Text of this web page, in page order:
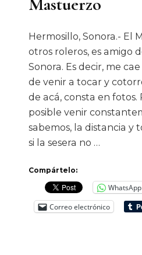
Mastuerzo
Hermosillo, Sonora.- El
otros roleros, es amigo
Sonora. Es decir, me
de venir a tocar y
de acá, consta en fotos.
posible venir
sabemos, la distancia y
si la sesera no …
Compártelo:
WhatsApp
Correo electrónico